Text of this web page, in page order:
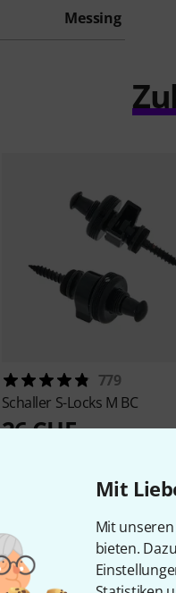
Mit
Mit
bieten.
Messing
779
Schaller S-Locks M BC
26 CHF